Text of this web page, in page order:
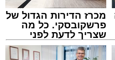
מכרז הדירות הגדול של
פרשקובסקי. כל מה
שצריך לדעת לפני
שמגישים הצעה לדירה
באשדוד